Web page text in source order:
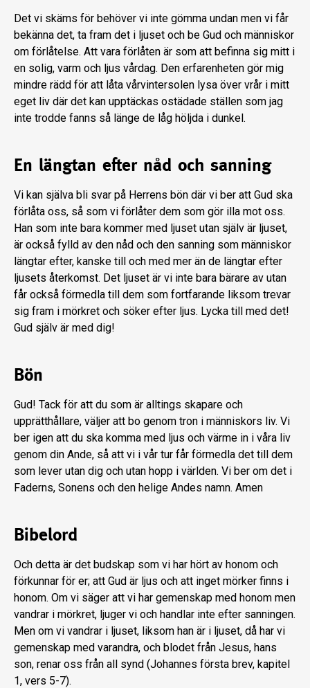
Det vi skäms för behöver vi inte gömma undan men vi får
bekänna det, ta fram det i ljuset och be Gud och människor
om förlåtelse. Att vara förlåten är som att befinna sig mitt i
en solig, varm och ljus vårdag. Den erfarenheten gör mig
mindre rädd för att låta vårvintersolen lysa över vrår i mitt
eget liv där det kan upptäckas ostädade ställen som jag
inte trodde fanns så länge de låg höljda i dunkel.
En längtan efter nåd och sanning
Vi kan själva bli svar på Herrens bön där vi ber att Gud ska
förlåta oss, så som vi förlåter dem som gör illa mot oss.
Han som inte bara kommer med ljuset utan själv är ljuset,
är också fylld av den nåd och den sanning som människor
längtar efter, kanske till och med mer än de längtar efter
ljusets återkomst. Det ljuset är vi inte bara bärare av utan
får också förmedla till dem som fortfarande liksom trevar
sig fram i mörkret och söker efter ljus. Lycka till med det!
Gud själv är med dig!
Bön
Gud! Tack för att du som är alltings skapare och
upprätthållare, väljer att bo genom tron i människors liv. Vi
ber igen att du ska komma med ljus och värme in i våra liv
genom din Ande, så att vi i vår tur får förmedla det till dem
som lever utan dig och utan hopp i världen. Vi ber om det i
Faderns, Sonens och den helige Andes namn. Amen
Bibelord
Och detta är det budskap som vi har hört av honom och
förkunnar för er; att Gud är ljus och att inget mörker finns i
honom. Om vi säger att vi har gemenskap med honom men
vandrar i mörkret, ljuger vi och handlar inte efter sanningen.
Men om vi vandrar i ljuset, liksom han är i ljuset, då har vi
gemenskap med varandra, och blodet från Jesus, hans
son, renar oss från all synd (Johannes första brev, kapitel
1, vers 5-7).